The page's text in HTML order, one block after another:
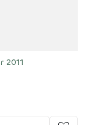
2011